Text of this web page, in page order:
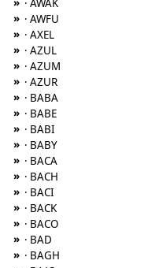
· AWAK
» · AWFU
» · AXEL
» · AZUL
» · AZUM
» · AZUR
» · BABA
» · BABE
» · BABI
» · BABY
» · BACA
» · BACH
» · BACI
» · BACK
» · BACO
» · BAD
» · BAGH